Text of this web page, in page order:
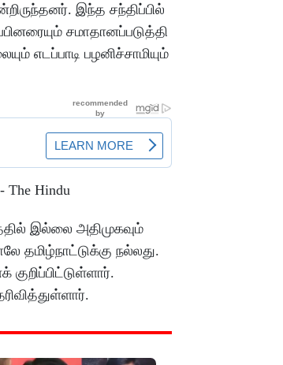
இந்த சந்திப்பில்
சமாதானப்படுத்தி
எடப்பாடி பழனிச்சாமியும்
இல்லை அதிமுகவும்
தமிழ்நாட்டுக்கு நல்லது.